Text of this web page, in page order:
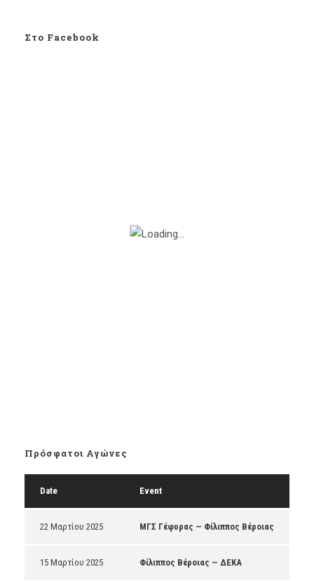
Στο Facebook
Πρόσφατοι Αγώνες
Date Event
22 Μαρτίου 2025 ΜΓΣ Γέφυρας — Φίλιππος Βέροιας
15 Μαρτίου 2025 Φίλιππος Βέροιας — ΔΕΚΑ